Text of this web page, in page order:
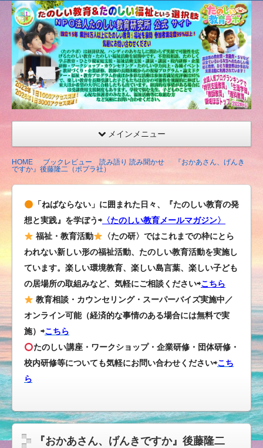
たの
しい
教育
研究
所
（沖
縄）
公式
ト
メインメニュー
HOME ブックレビュー 読み語り 読み聞かせ
『おかあさん、げんき
ですか』後藤隆二（ポプラ社）
「ねばならない」に囲まれた日々、『たのしい教育の発
想と実践』を学ぼう⇨ 〈たのしい教育メールマガジン〉
福祉・教育活動
〈たの研〉ではこれまでの枠にとら
われない新しい形の福祉活動、たのしい教育活動を実施し
ています。楽しい環境教育、楽しい島言葉、楽しい子ども
の居場所の取組みなど、気軽にご相談ください⇨こちら
教育相談・カウンセリング・スーパーバイズ実施中／
オンライン可能（経済的な事情のある場合には無料で実
施）⇨こちら
たのしい講座・ワークショップ・企業研修・団体研修・
校内研修等についても気軽にお問い合わせください⇨こち
ら
『おかあさん、げんきですか』後藤隆二